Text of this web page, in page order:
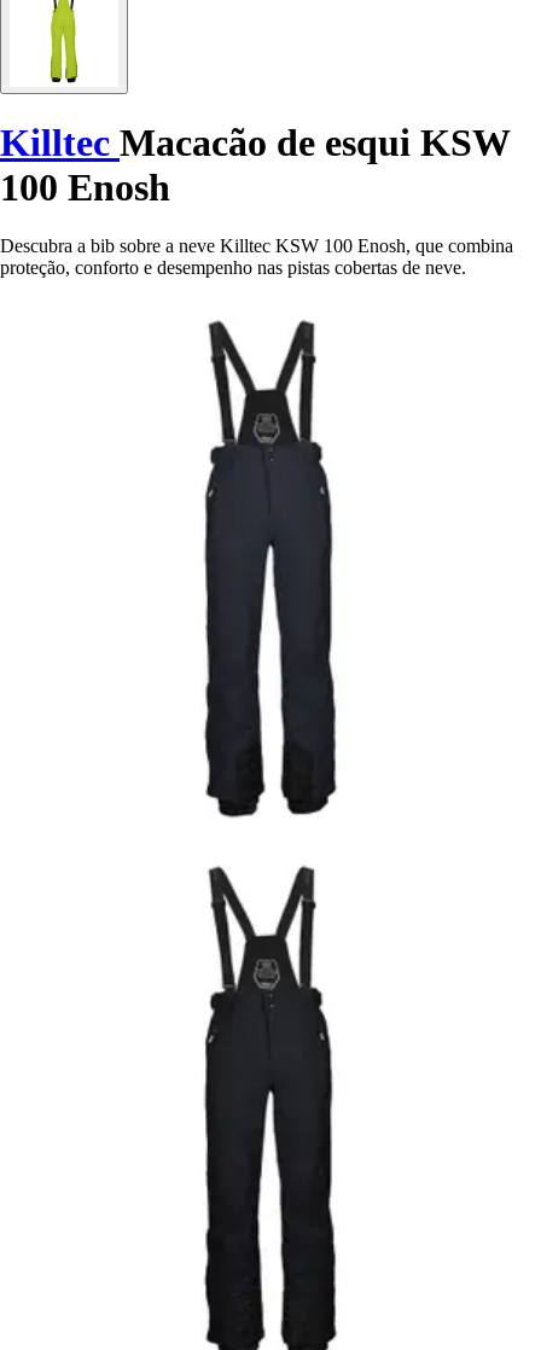
Killtec Macacão de esqui KSW
100 Enosh
Descubra a bib sobre a neve Killtec KSW 100 Enosh, que combina
proteção, conforto e desempenho nas pistas cobertas de neve.